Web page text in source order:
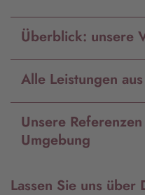
Überblick: unsere
Alle Leistungen
Unsere
Umgebung
Lassen Sie uns über